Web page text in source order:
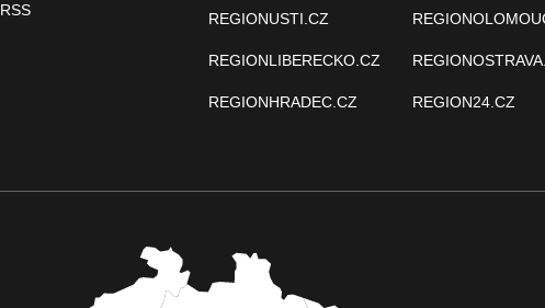
RSS REGIONUSTI.CZ
REGIONLIBERECKO.CZ
REGIONHRADEC.CZ REGION24.CZ